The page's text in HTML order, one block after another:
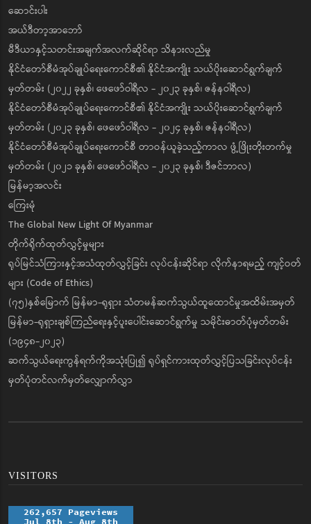
ဆောင်းပါး
အယ်ဒီတာ့အာဘော်
မီဒီယာနှင့်သတင်းအချက်အလက်ဆိုင်ရာ သိနားလည်မှု
နိုင်ငံတော်စီမံအုပ်ချုပ်ရေးကောင်စီ၏ နိုင်ငံအကျိုး သယ်ပိုးဆောင်ရွက်ချက်
မှတ်တမ်း (၂၀၂၂ ခုနှစ်၊ ဖေဖော်ဝါရီလ - ၂၀၂၃ ခုနှစ်၊ ဇန်နဝါရီလ)
နိုင်ငံတော်စီမံအုပ်ချုပ်ရေးကောင်စီ၏ နိုင်ငံအကျိုး သယ်ပိုးဆောင်ရွက်ချက်
မှတ်တမ်း (၂၀၂၃ ခုနှစ်၊ ဖေဖော်ဝါရီလ - ၂၀၂၄ ခုနှစ်၊ ဇန်နဝါရီလ)
နိုင်ငံတော်စီမံအုပ်ချုပ်ရေးကောင်စီ တာဝန်ယူခဲ့သည့်ကာလ ဖွံ့ဖြိုးတိုးတက်မှု
မှတ်တမ်း (၂၀၂၁ ခုနှစ်၊ ဖေဖော်ဝါရီလ - ၂၀၂၃ ခုနှစ်၊ ဒီဇင်ဘာလ)
မြန်မာ့အလင်း
ကြေးမုံ
The Global New Light Of Myanmar
တိုက်ရိုက်ထုတ်လွှင့်မှုများ
ရုပ်မြင်သံကြားနှင့်အသံထုတ်လွှင့်ခြင်း လုပ်ငန်းဆိုင်ရာ လိုက်နာရမည့် ကျင့်ဝတ်
များ (Code of Ethics)
(၇၅)နှစ်မြောက် မြန်မာ-ရုရှား သံတမန်ဆက်သွယ်ထူထောင်မှုအထိမ်းအမှတ်
မြန်မာ-ရုရှားချစ်ကြည်ရေးနှင့်ပူးပေါင်းဆောင်ရွက်မှု သမိုင်းဓာတ်ပုံမှတ်တမ်း
(၁၉၄၈-၂၀၂၃)
ဆက်သွယ်ရေးကွန်ရက်ကိုအသုံးပြု၍ ရုပ်ရှင်ကားထုတ်လွှင့်ပြသခြင်းလုပ်ငန်း
မှတ်ပုံတင်လက်မှတ်လျှောက်လွှာ
VISITORS